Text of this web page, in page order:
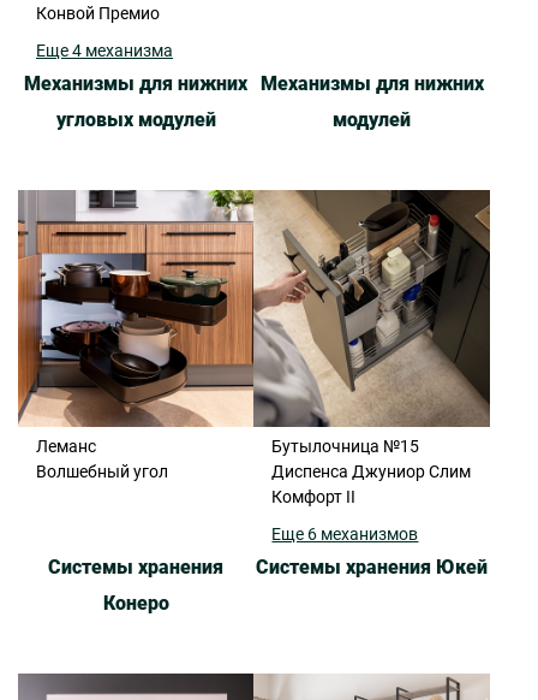
Конвой Премио
Еще 4 механизма
Механизмы для нижних
угловых модулей
Леманс
Волшебный угол
Механизмы для нижних
модулей
Бутылочница №15
Диспенса Джуниор Слим
Комфорт II
Еще 6 механизмов
Системы хранения
Конеро
Системы хранения Юкей